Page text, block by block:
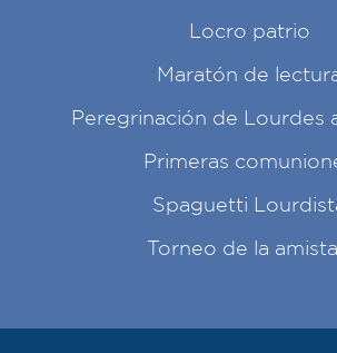
Locro patrio
Maratón de
Peregrinación de Lourdes
Primeras
Spaguetti
Torneo de la